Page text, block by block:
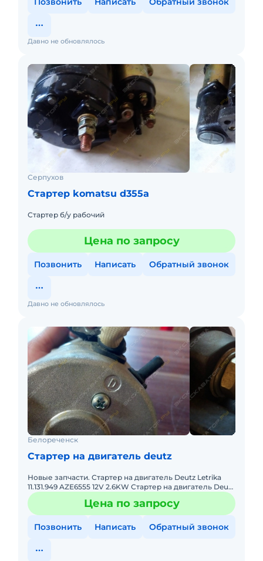
Давно не обновлялось
Серпухов
Стартер komatsu d355a
Стартер б/у рабочий
Цена по запросу
Позвонить Написать Обратный звонок
Давно не обновлялось
Белореченск
Стартер на двигатель deutz
Новые запчасти. Стартер на двигатель Deutz Letrika
11.131.949 AZE6555 12V 2.6KW Стартер на двигатель Deutz
- 18 000 руб
Цена по запросу
Позвонить Написать Обратный звонок